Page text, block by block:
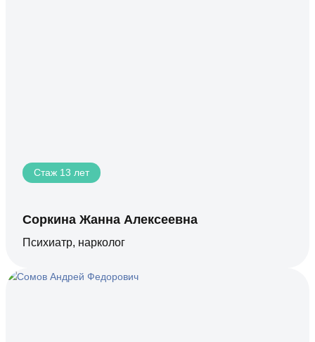
Стаж 13 лет
Соркина Жанна Алексеевна
Психиатр, нарколог